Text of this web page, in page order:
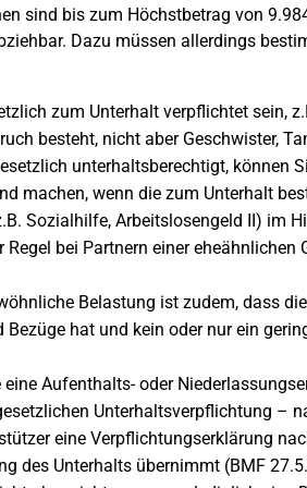
sind bis zum Höchstbetrag von
Dazu müssen allerdings
zum Unterhalt verpflichtet sein,
besteht, nicht aber Geschwister,
unterhaltsberechtigt, können
machen, wenn die zum Unterhalt
Sozialhilfe, Arbeitslosengeld II) im
bei Partnern einer eheähnlichen
Belastung ist zudem, dass
hat und kein oder nur ein
Aufenthalts- oder
Unterhaltsverpflichtung –
eine Verpflichtungserklärung
des Unterhalts übernimmt (BMF